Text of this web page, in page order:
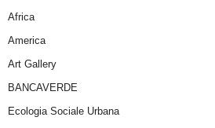
Africa
America
Art Gallery
BANCAVERDE
Ecologia Sociale Urbana